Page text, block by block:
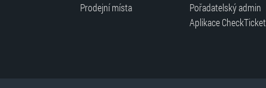
Prodejní místa
Pořadatelský admin
Aplikace CheckTicket